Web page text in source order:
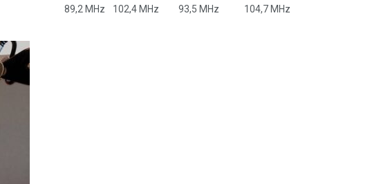
89,2 MHz
102,4 MHz 93,5 MHz 104,7 MHz